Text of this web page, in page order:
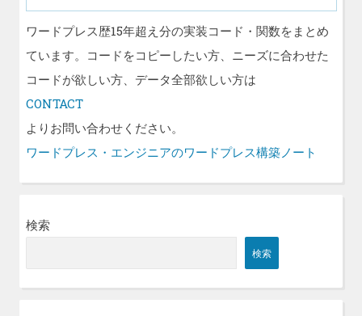
ワードプレス歴15年超え分の実装コード・関数をまとめ
ています。コードをコピーしたい方、ニーズに合わせた
コードが欲しい方、データ全部欲しい方は
CONTACT
よりお問い合わせください。
ワードプレス・エンジニアのワードプレス構築ノート
検索
検索